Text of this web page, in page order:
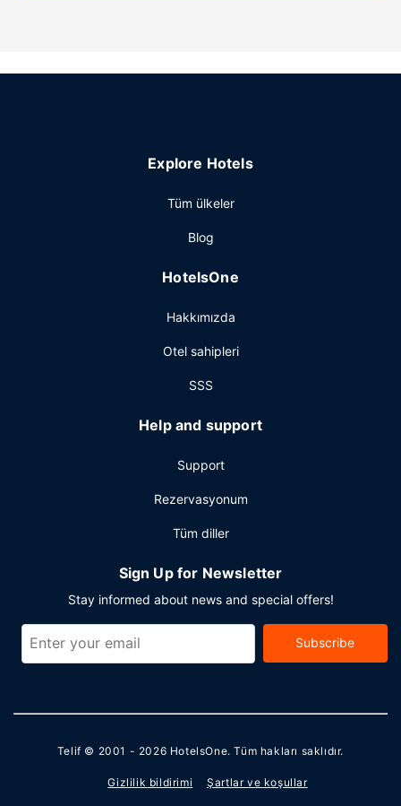
Explore Hotels
Tüm ülkeler
Blog
HotelsOne
Hakkımızda
Otel sahipleri
SSS
Help and support
Support
Rezervasyonum
Tüm diller
Sign Up for Newsletter
Stay informed about news and special offers!
Subscribe
Telif © 2001 - 2026 HotelsOne. Tüm hakları saklıdır.
Gizlilik bildirimi Şartlar ve koşullar